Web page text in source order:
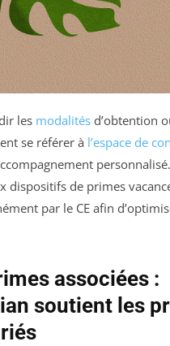
les modalités d’obtention
se référer à l’espace de
dispositifs de primes
par le CE afin
associées :
soutient les